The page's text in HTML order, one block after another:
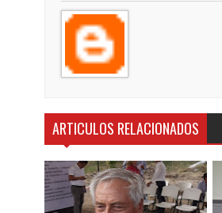
ARTICULOS RELACIONADOS